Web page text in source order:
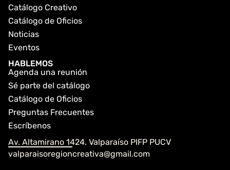
Catálogo Creativo
Catálogo de Oficios
Noticias
Eventos
HABLEMOS
Agenda una reunión
Sé parte del catálogo
Catálogo de Oficios
Preguntas Frecuentes
Escríbenos
Av. Altamirano 1424. Valparaíso PIFP PUCV
valparaisoregioncreativa@gmail.com